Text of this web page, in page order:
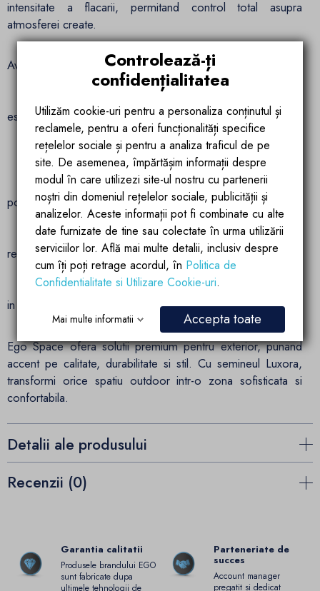
intensitate a flacarii, permitand control total asupra
atmosferei create.
Avantaje principale:
estetic
Design elegant: finisaj rust care evolueaza natural in timp
Dimensiuni optimizate: 150 × 70 × 35 cm – se
potriveste perfect in spatii exterioare variate
Alimentare eficienta: functioneaza pe gaz CNG, cu
reglaj de flacara
Atmosfera primitoare: ideal pentru relaxare si socializare
in aer liber
Ego Space ofera solutii premium pentru exterior, punand
accent pe calitate, durabilitate si stil. Cu semineul Luxora,
transformi orice spatiu outdoor intr-o zona sofisticata si
confortabila.
Detalii ale produsului
Recenzii (0)
Garantia calitatii
Produsele brandului EGO
sunt fabricate dupa
Parteneriate de
succes
Account manager
pregatit si dedicat
Controlează-ți
confidențialitatea
Utilizăm cookie-uri pentru a personaliza conținutul și
reclamele, pentru a oferi funcționalități specifice
rețelelor sociale și pentru a analiza traficul de pe
site. De asemenea, împărtășim informații despre
modul în care utilizezi site-ul nostru cu partenerii
noștri din domeniul rețelelor sociale, publicității și
analizelor. Aceste informații pot fi combinate cu alte
date furnizate de tine sau colectate în urma utilizării
serviciilor lor. Află mai multe detalii, inclusiv despre
cum îți poți retrage acordul, în Politica de
Confidentialitate si Utilizare Cookie-uri.
Mai multe informatii Accepta toate